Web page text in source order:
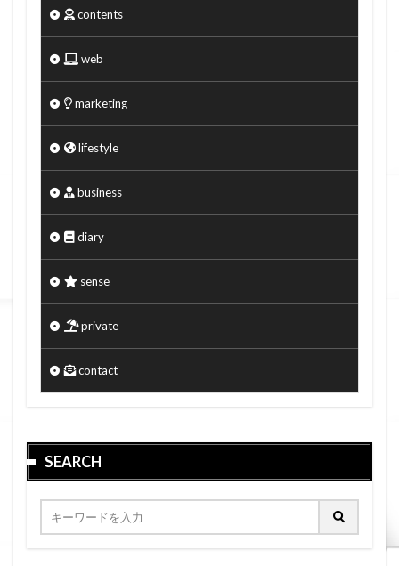
contents
web
marketing
lifestyle
business
diary
sense
private
contact
SEARCH